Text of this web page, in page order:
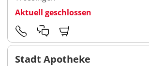
Aktuell geschlossen
Stadt Apotheke